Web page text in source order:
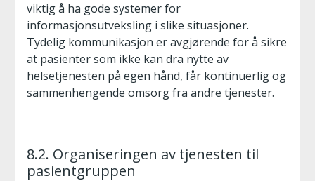
viktig å ha gode systemer for
informasjonsutveksling i slike situasjoner.
Tydelig kommunikasjon er avgjørende for å sikre
at pasienter som ikke kan dra nytte av
helsetjenesten på egen hånd, får kontinuerlig og
sammenhengende omsorg fra andre tjenester.
8.2. Organiseringen av tjenesten til
pasientgruppen